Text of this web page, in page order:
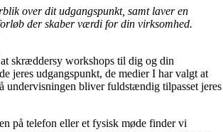
over dit udgangspunkt, samt laver en
der skaber værdi for din virksomhed.
skræddersy workshops til dig og din
jeres udgangspunkt, de medier I har valgt at
undervisningen bliver fuldstændig tilpasset jeres
på telefon eller et fysisk møde finder vi